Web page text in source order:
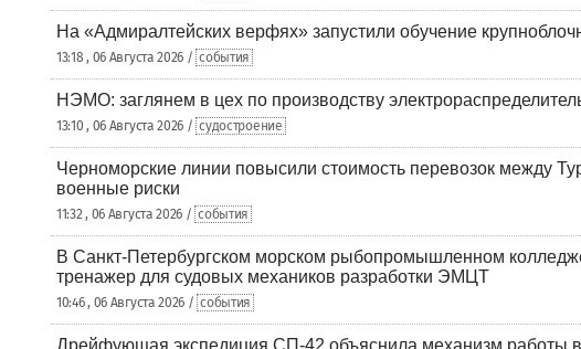
На «Адмиралтейских верфях» запустили обучение
13:18 , 06 Августа 2026 / события
НЭМО: заглянем в цех по производству
13:10 , 06 Августа 2026 / судостроение
Черноморские линии повысили стоимость перевозок между
военные риски
11:32 , 06 Августа 2026 / события
В Санкт-Петербургском морском рыбопромышленном
тренажер для судовых механиков разработки ЭМЦТ
10:46 , 06 Августа 2026 / события
Дрейфующая экспедиция СП-42 объяснила механизм работы